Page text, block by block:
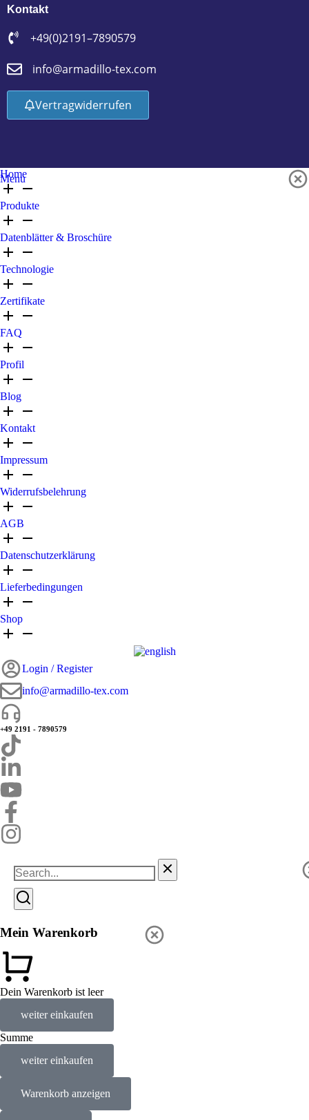
Kontakt
+49 (0)2191 – 7890579
info@armadillo-tex.com
Vertrag widerrufen
Menu
Home
Produkte
Datenblätter & Broschüre
Technologie
Zertifikate
FAQ
Profil
Blog
Kontakt
Impressum
Widerrufsbelehrung
AGB
Datenschutzerklärung
Lieferbedingungen
Shop
Login / Register
info@armadillo-tex.com
+49 2191 - 7890579
Mein Warenkorb
Dein Warenkorb ist leer
weiter einkaufen
Summe
weiter einkaufen
Warenkorb anzeigen